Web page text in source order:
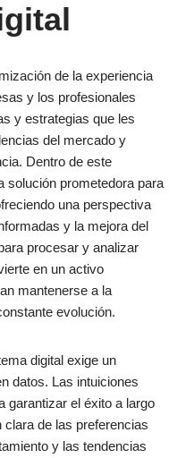
de la experiencia
y los profesionales
y estrategias que les
del mercado y
Dentro de este
solución prometedora para
una perspectiva
y la mejora del
procesar y analizar
en un activo
mantenerse a la
evolución.
digital exige un
datos. Las intuiciones
garantizar el éxito a largo
de las preferencias
y las tendencias